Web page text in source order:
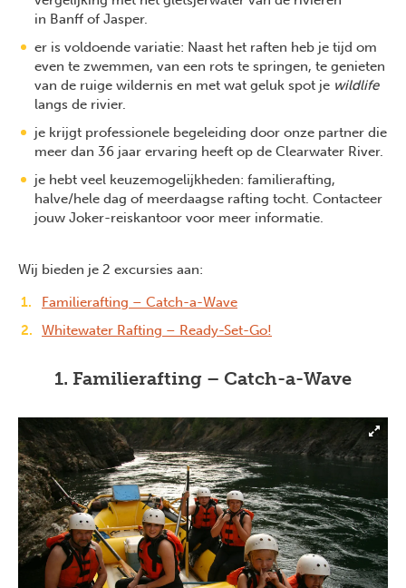
in Banff of Jasper.
er is voldoende variatie: Naast het raften heb je tijd om
even te zwemmen, van een rots te springen, te genieten
van de ruige wildernis en met wat geluk spot je wildlife
langs de rivier.
je krijgt professionele begeleiding door onze partner die
meer dan 36 jaar ervaring heeft op de Clearwater River.
je hebt veel keuzemogelijkheden: familierafting,
halve/hele dag of meerdaagse rafting tocht. Contacteer
jouw Joker-reiskantoor voor meer informatie.
Wij bieden je 2 excursies aan:
Familierafting – Catch-a-Wave
Whitewater Rafting – Ready-Set-Go!
1. Familierafting – Catch-a-Wave